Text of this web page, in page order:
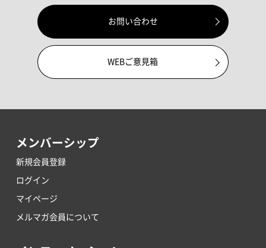
お問い合わせ
WEBご意見箱
メンバーシップ
新規会員登録
ログイン
マイページ
メルマガ会員について